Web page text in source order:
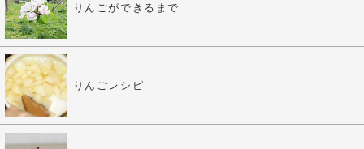
りんごができるまで
りんごレシピ